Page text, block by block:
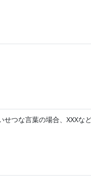
つな言葉の場合、XXXな